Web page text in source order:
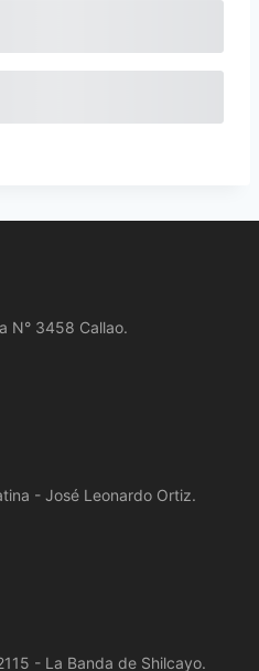
N° 3458 Callao.
- José Leonardo Ortiz.
- La Banda de Shilcayo.